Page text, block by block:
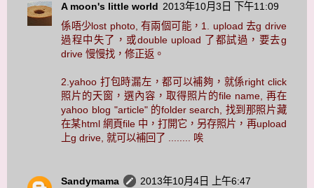
A moon's little world 2013年10月3日 下午11:09
係唔少lost photo, 有兩個可能，1. upload 去g drive
過程中失了，或double upload 了都試過，要去g
drive 慢慢找，修正返。
2.yahoo 打包時漏左，都可以補夠，就係right click
照片的天窗，選內容，取得照片的file name, 再在
yahoo blog "article" 的folder search, 找到那照片藏
在某html 網頁file 中，打開它，另存照片，再upload
上g drive, 就可以補回了 ........ 唉
Sandymama
2013年10月4日 上午6:47